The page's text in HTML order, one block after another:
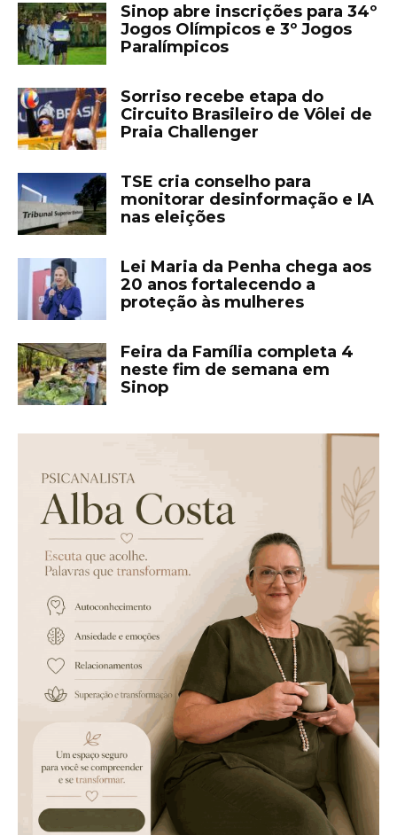
Sinop abre inscrições para 34º
Jogos Olímpicos e 3º Jogos
Paralímpicos
Sorriso recebe etapa do
Circuito Brasileiro de Vôlei de
Praia Challenger
TSE cria conselho para
monitorar desinformação e IA
nas eleições
Lei Maria da Penha chega aos
20 anos fortalecendo a
proteção às mulheres
Feira da Família completa 4
neste fim de semana em
Sinop